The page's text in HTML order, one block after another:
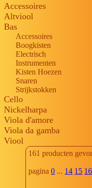
Accessoires
Altviool
Bas
Accessoires
Boogkisten
Electrisch
Instrumenten
Kisten Hoezen
Snaren
Strijkstokken
Cello
Nickelharpa
Viola d'amore
Viola da gamba
Viool
161 producten
pagina0 ... 14 15 16